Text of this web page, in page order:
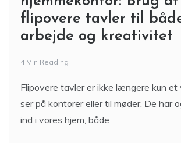
flipovere tavler til
arbejde og kreativitet
4 Min Reading
Flipovere tavler er ikke længere kun
ser på kontorer eller til møder. De har
ind i vores hjem, både